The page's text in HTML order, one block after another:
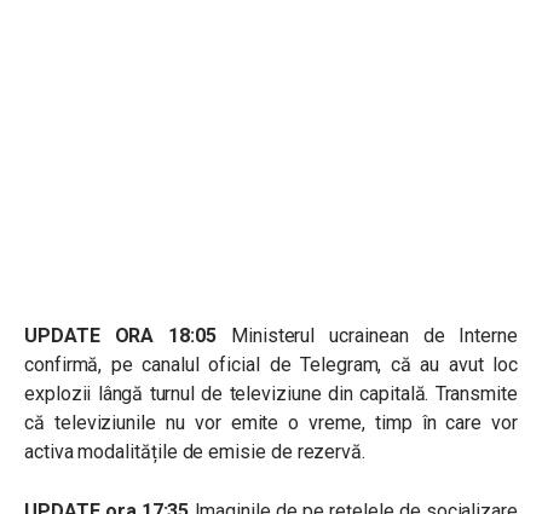
UPDATE ORA 18:05 Ministerul ucrainean de Interne
confirmă, pe canalul oficial de Telegram, că au avut loc
explozii lângă turnul de televiziune din capitală. Transmite
că televiziunile nu vor emite o vreme, timp în care vor
activa modalitățile de emisie de rezervă.